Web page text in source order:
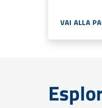
VAI ALLA